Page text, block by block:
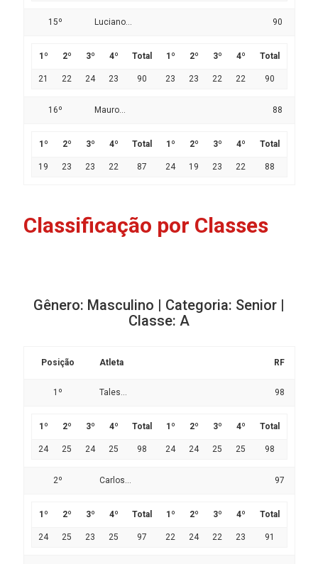
15º Luciano... 90
1º 2º 3º 4º Total 1º 2º 3º 4º Total
21 22 24 23 90 23 23 22 22 90
16º Mauro... 88
1º 2º 3º 4º Total 1º 2º 3º 4º Total
19 23 23 22 87 24 19 23 22 88
Classificação por Classes
Gênero: Masculino | Categoria: Senior |
Classe: A
Posição Atleta RF
1º Tales... 98
1º 2º 3º 4º Total 1º 2º 3º 4º Total
24 25 24 25 98 24 24 25 25 98
2º Carlos... 97
1º 2º 3º 4º Total 1º 2º 3º 4º Total
24 25 23 25 97 22 24 22 23 91